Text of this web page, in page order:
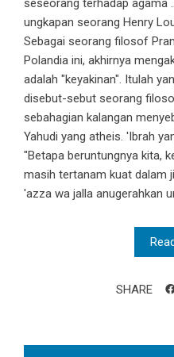
seseorang terhadap agama
ungkapan seorang Henry
Sebagai seorang filosof
Polandia ini, akhirnya
adalah "keyakinan". Itulah
disebut-sebut seorang
sebahagian kalangan
Yahudi yang atheis. 'Ibrah
"Betapa beruntungnya kita,
masih tertanam kuat dalam
'azza wa jalla anugerahkan
SHARE